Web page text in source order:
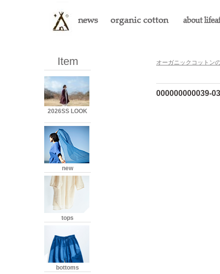
オーガニックコットン
000000000039-03
Item
2026SS LOOK
new
tops
bottoms